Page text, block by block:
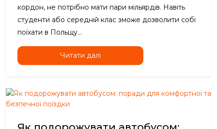
кордон, не потрібно мати пари мільярдів. Навіть
студенти або середній клас зможе дозволити собі
поїхати в Польщу...
Читати далі